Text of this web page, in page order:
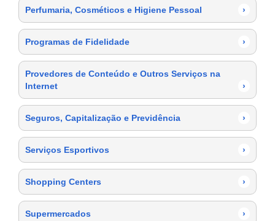
Perfumaria, Cosméticos e Higiene Pessoal ›
Programas de Fidelidade ›
Provedores de Conteúdo e Outros Serviços na
Internet
›
Seguros, Capitalização e Previdência ›
Serviços Esportivos ›
Shopping Centers ›
Supermercados ›